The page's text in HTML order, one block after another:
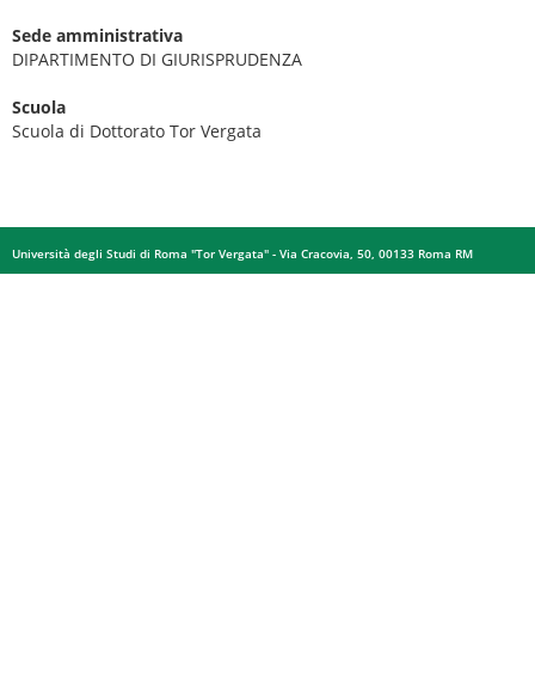
Sede amministrativa
DIPARTIMENTO DI GIURISPRUDENZA
Scuola
Scuola di Dottorato Tor Vergata
Università degli Studi di Roma "Tor Vergata" - Via Cracovia, 50, 00133 Roma RM